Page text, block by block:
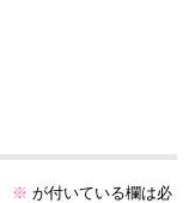
※ が付いている欄は必